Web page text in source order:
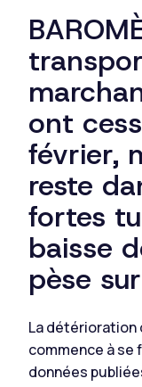
ont
février,
reste
fortes
baisse
pèse
La détérioration
commence à se
données